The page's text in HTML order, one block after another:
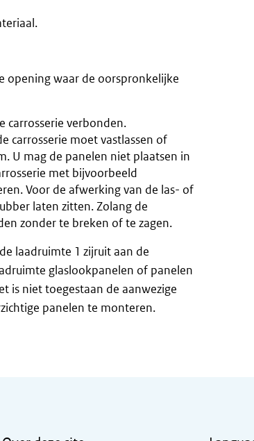
opening waar de oorspronkelijke
carrosserie verbonden.
carrosserie moet vastlassen of
U mag de panelen niet plaatsen in
met bijvoorbeeld
Voor de afwerking van de las- of
laten zitten. Zolang de
zonder te breken of te zagen.
laadruimte 1 zijruit aan de
glaslookpanelen of panelen
is niet toegestaan de aanwezige
panelen te monteren.